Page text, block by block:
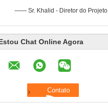
—— Sr. Khalid - Diretor do Projeto
Chat Online Agora